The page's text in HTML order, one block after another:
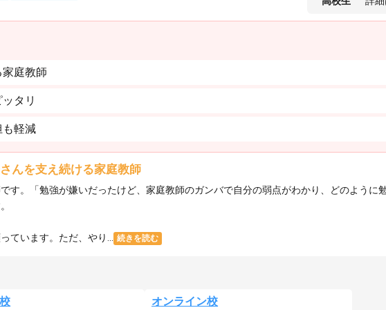
家庭教師
タリ
も軽減
んを支え続ける家庭教師
す。「勉強が嫌いだったけど、家庭教師のガンバで自分の弱点がわかり、どのように
ています。ただ、やり... 続きを読む
オンライン校